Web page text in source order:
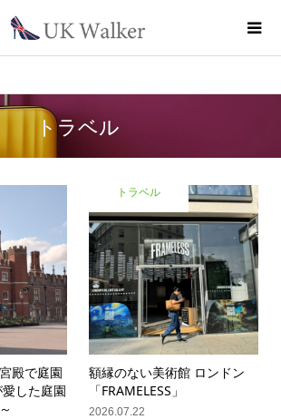
トラベル
殿で庭園
した庭園
トラベル
額縁のない美術館 ロンドン
「FRAMELESS」
2026.07.22